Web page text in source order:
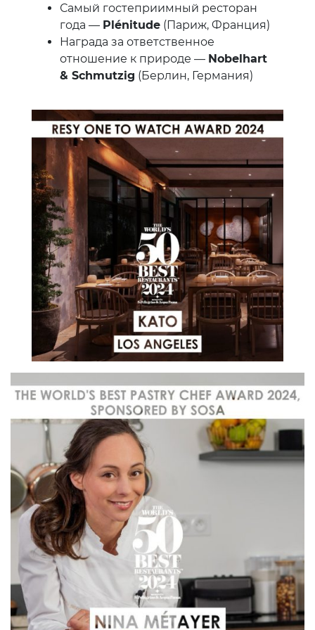
Самый гостеприимный ресторан
года — Plénitude (Париж, Франция)
Награда за ответственное
отношение к природе — Nobelhart
& Schmutzig (Берлин, Германия)